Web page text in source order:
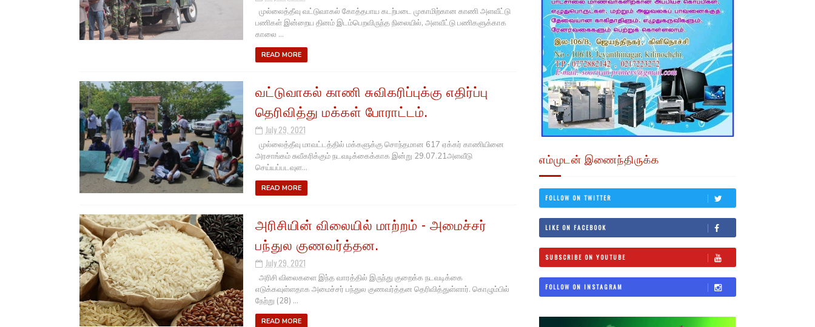
முல்லைத்தீவு வட்டுவாகல் கோத்தபாய கடற்படை முகாமிற்கான காணி அளவீட்டு
பணிகள் இன்றைய தினம் இடம்பெறவிருந்த நிலையில், அளவீட்டு பணிகளுக்காக
காலை ...
READ MORE
வட்டுவாகல் காணி சுவிகரிப்புக்கு எதிர்ப்பு
தெரிவித்து மக்கள் போராட்டம்.
July 29, 2021
முல்லைத்தீவு மாவட்டத்தில் மக்களுக்கு சொந்தமான 617 ஏக்கர் காணியினை
அரசாங்கம் சுவீகரிக்கும் நடவடிக்கைக்காக இன்று 29.07.21அளவீடு
செய்யப்படவுள...
READ MORE
அரிசியின் விலையில் மாற்றம் - அமைச்சர்
பந்துல குணவர்த்தன.
July 29, 2021
அரிசி விலைகளை இந்த வாரத்தில் இருந்து குறைக்க நடவடிக்கை
எடுக்கவுள்ளதாக அமைச்சர் பந்துல குணவர்த்தன தெரிவித்துள்ளார். கொழும்பில்
நேற்று (28) ...
READ MORE
எம்முடன் இணைந்திருக்க
FOLLOW ON TWITTER
LIKE ON FACEBOOK
SUBSCRIBE ON YOUTUBE
FOLLOW ON INSTAGRAM